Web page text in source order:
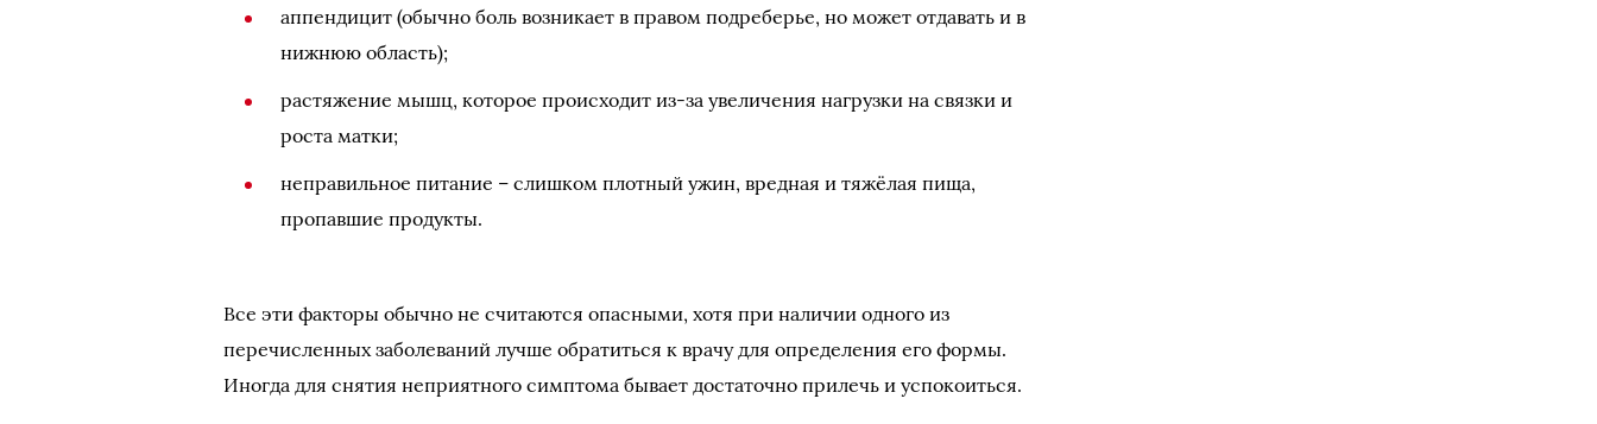
аппендицит (обычно боль возникает в правом подреберье, но может отдавать и в
нижнюю область);
растяжение мышц, которое происходит из-за увеличения нагрузки на связки и
роста матки;
неправильное питание – слишком плотный ужин, вредная и тяжёлая пища,
пропавшие продукты.
Все эти факторы обычно не считаются опасными, хотя при наличии одного из
перечисленных заболеваний лучше обратиться к врачу для определения его формы.
Иногда для снятия неприятного симптома бывает достаточно прилечь и успокоиться.